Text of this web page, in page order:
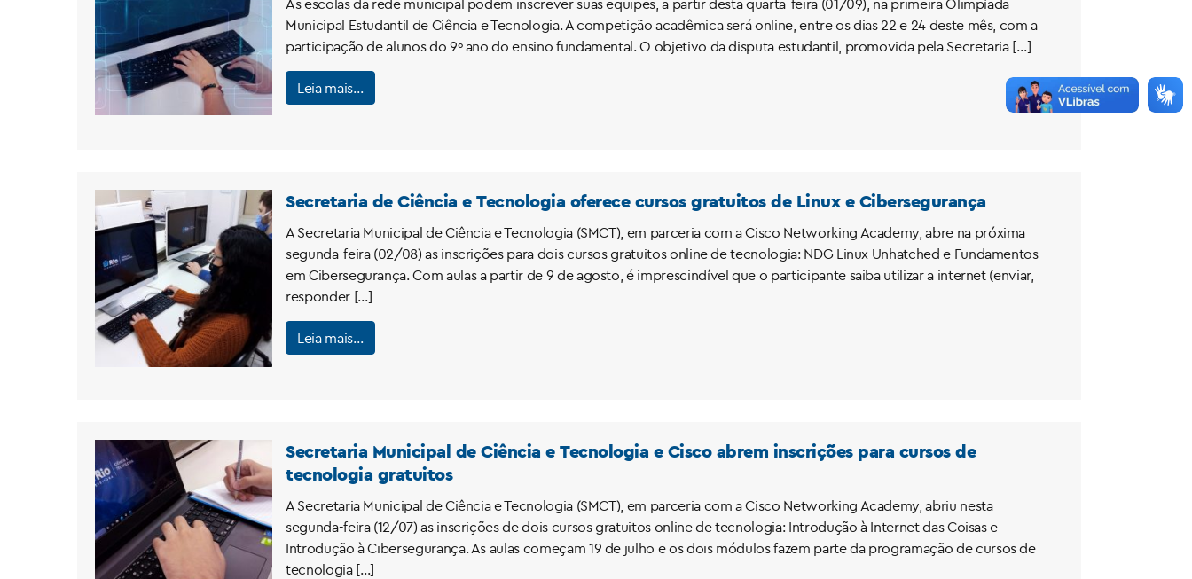
As escolas da rede municipal podem inscrever suas equipes, a partir desta quarta-feira (01/09), na primeira Olimpíada
Municipal Estudantil de Ciência e Tecnologia. A competição acadêmica será online, entre os dias 22 e 24 deste mês, com a
participação de alunos do 9º ano do ensino fundamental. O objetivo da disputa estudantil, promovida pela Secretaria […]
Leia mais…
Secretaria de Ciência e Tecnologia oferece cursos gratuitos de Linux e Cibersegurança
A Secretaria Municipal de Ciência e Tecnologia (SMCT), em parceria com a Cisco Networking Academy, abre na próxima
segunda-feira (02/08) as inscrições para dois cursos gratuitos online de tecnologia: NDG Linux Unhatched e Fundamentos
em Cibersegurança. Com aulas a partir de 9 de agosto, é imprescindível que o participante saiba utilizar a internet (enviar,
responder […]
Leia mais…
Secretaria Municipal de Ciência e Tecnologia e Cisco abrem inscrições para cursos de
tecnologia gratuitos
A Secretaria Municipal de Ciência e Tecnologia (SMCT), em parceria com a Cisco Networking Academy, abriu nesta
segunda-feira (12/07) as inscrições de dois cursos gratuitos online de tecnologia: Introdução à Internet das Coisas e
Introdução à Cibersegurança. As aulas começam 19 de julho e os dois módulos fazem parte da programação de cursos de
tecnologia […]